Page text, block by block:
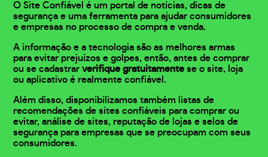
O Site Confiável é um portal de notícias, dicas de
segurança e uma ferramenta para ajudar consumidores
e empresas no processo de compra e venda.
A informação e a tecnologia são as melhores armas
para evitar prejuízos e golpes, então, antes de comprar
ou se cadastrarverifique gratuitamente se o site, loja
ou aplicativo é realmente confiável.
Além disso, disponibilizamos também listas de
recomendações de sites confiáveis para comprar ou
evitar, análise de sites, reputação de lojas e selos de
segurança para empresas que se preocupam com seus
consumidores.